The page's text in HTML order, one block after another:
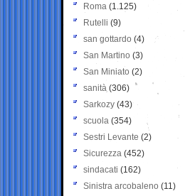
Roma (1.125)
Rutelli (9)
san gottardo (4)
San Martino (3)
San Miniato (2)
sanità (306)
Sarkozy (43)
scuola (354)
Sestri Levante (2)
Sicurezza (452)
sindacati (162)
Sinistra arcobaleno (11)